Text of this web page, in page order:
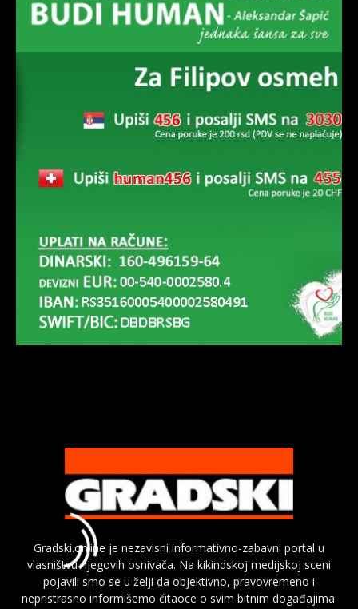
Gradski.online je nezavisni informativno-zabavni portal u
vlasništvu njegovih osnivača. Na kikindskoj medijskoj sceni
pojavili smo se u želji da objektivno, pravovremeno i
nepristrasno informišemo čitaoce o svim bitnim događajima.